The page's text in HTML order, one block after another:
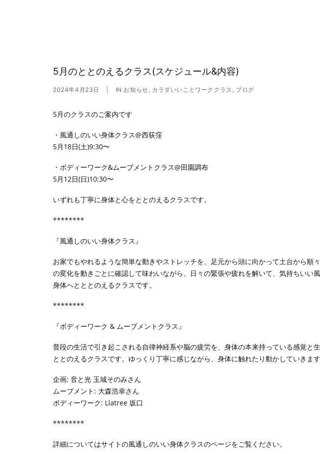
5月のととのえるクラス(スケジュール&内容)
2024年4月23日 IN お知らせ カラダいいことワーククラス ブログ
5月のクラスのご案内です
・風通しのいい身体クラス@西荻窪
5月18日(土)9:30〜
・ボディーワーク&ムーブメントクラス@田園調布
5月12日(日)10:30〜
いずれも丁寧に身体と心をととのえるクラスです。
********
『風通しのいい身体クラス』
お家でもやれるような簡単な動きやストレッチを、足元から頭に向かって土台から順
の変化を動きごとに確認して味わいながら、日々の緊張や疲れを解いて、気持ちいい
身体へとととのえるクラスです。
********
『ボディーワーク & ムーブメントクラス』
普段の生活で引き起こされる自律神経系や脳の疲労を、身体の本来持っている感覚と
ととのえるクラスです。ゆっくり丁寧に感じながら、身体に触れたり動かしていきます
企画: 音と光 玉城そのみさん
ムーブメント: 大森浩幸さん
ボディーワーク: Llatree 坂口
********
詳細についてはサイトの風通しのいい身体クラスのページをご覧ください。